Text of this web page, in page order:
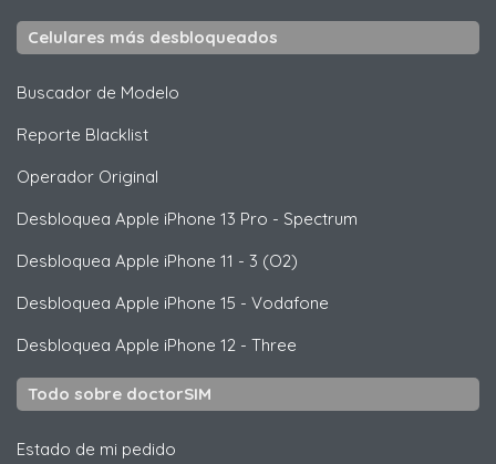
Celulares más desbloqueados
Buscador de Modelo
Reporte Blacklist
Operador Original
Desbloquea Apple iPhone 13 Pro - Spectrum
Desbloquea Apple iPhone 11 - 3 (O2)
Desbloquea Apple iPhone 15 - Vodafone
Desbloquea Apple iPhone 12 - Three
Todo sobre doctorSIM
Estado de mi pedido